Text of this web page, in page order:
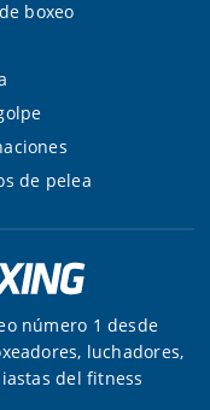
boxeo
de pelea
número 1 desde
luchadores,
del fitness